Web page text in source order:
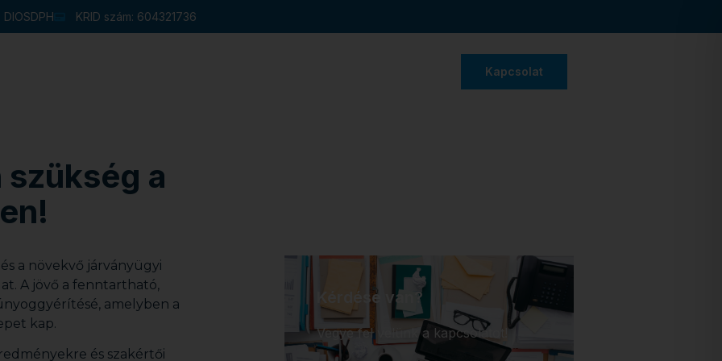
KRID szám: 604321736
Kapcsolat
a
a növekvő járványügyi
A jövő a fenntartható,
amelyben a
kap.
és szakértői
Kérdése van?
Vegye fel velünk a kapcsolatot!